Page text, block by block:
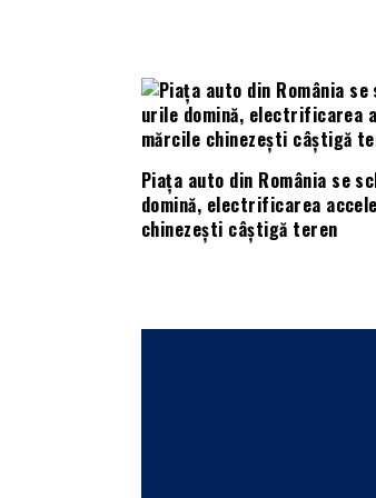
Piața auto din România se
domină, electrificarea
chinezești câștigă teren